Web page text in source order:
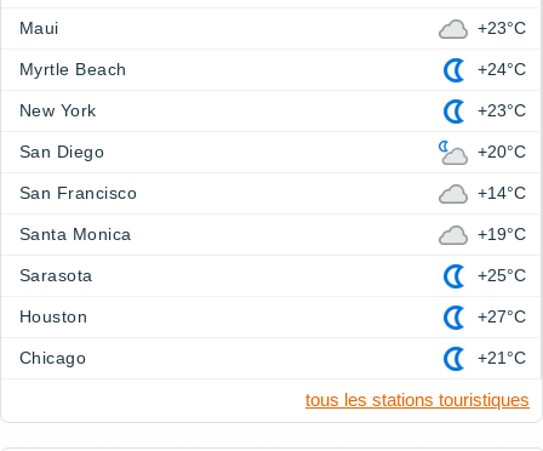
Maui +23°C
Myrtle Beach +24°C
New York +23°C
San Diego +20°C
San Francisco +14°C
Santa Monica +19°C
Sarasota +25°C
Houston +27°C
Chicago +21°C
tous les stations touristiques